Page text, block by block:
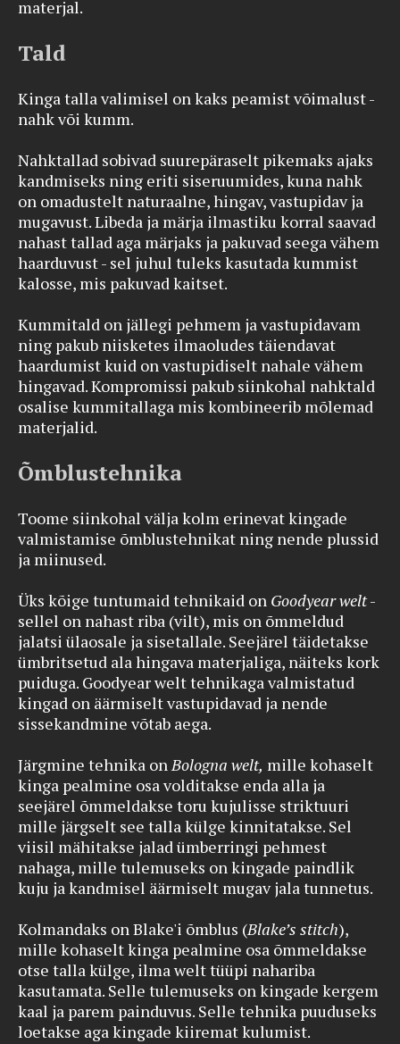
materjal.
Tald
Kinga talla valimisel on kaks peamist võimalust -
nahk või kumm.
Nahktallad sobivad suurepäraselt pikemaks ajaks
kandmiseks ning eriti siseruumides, kuna nahk
on omadustelt naturaalne, hingav, vastupidav ja
mugavust. Libeda ja märja ilmastiku korral saavad
nahast tallad aga märjaks ja pakuvad seega vähem
haarduvust - sel juhul tuleks kasutada kummist
kalosse, mis pakuvad kaitset.
Kummitald on jällegi pehmem ja vastupidavam
ning pakub niisketes ilmaoludes täiendavat
haardumist kuid on vastupidiselt nahale vähem
hingavad. Kompromissi pakub siinkohal nahktald
osalise kummitallaga mis kombineerib mõlemad
materjalid.
Õmblustehnika
Toome siinkohal välja kolm erinevat kingade
valmistamise õmblustehnikat ning nende plussid
ja miinused.
Üks kõige tuntumaid tehnikaid on Goodyear welt-
sellel on nahast riba (vilt), mis on õmmeldud
jalatsi ülaosale ja sisetallale. Seejärel täidetakse
ümbritsetud ala hingava materjaliga, näiteks kork
puiduga. Goodyear welt tehnikaga valmistatud
kingad on äärmiselt vastupidavad ja nende
sissekandmine võtab aega.
Järgmine tehnika onBologna welt, mille kohaselt
kinga pealmine osa volditakse enda alla ja
seejärel õmmeldakse toru kujulisse striktuuri
mille järgselt see talla külge kinnitatakse. Sel
viisil mähitakse jalad ümberringi pehmest
nahaga, mille tulemuseks on kingade paindlik
kuju ja kandmisel äärmiselt mugav jala tunnetus.
Kolmandaks on Blake'i õmblus (Blake’s stitch),
mille kohaselt kinga pealmine osa õmmeldakse
otse talla külge, ilma welt tüüpi nahariba
kasutamata. Selle tulemuseks on kingade kergem
kaal ja parem painduvus. Selle tehnika puuduseks
loetakse aga kingade kiiremat kulumist.